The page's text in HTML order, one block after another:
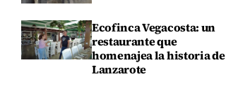
Ecofinca Vegacosta: un
restaurante que
homenajea la historia de
Lanzarote